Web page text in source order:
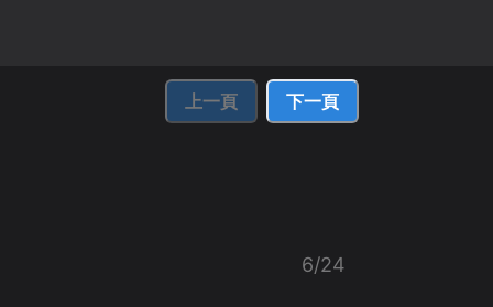
上一頁 下一頁
6/24